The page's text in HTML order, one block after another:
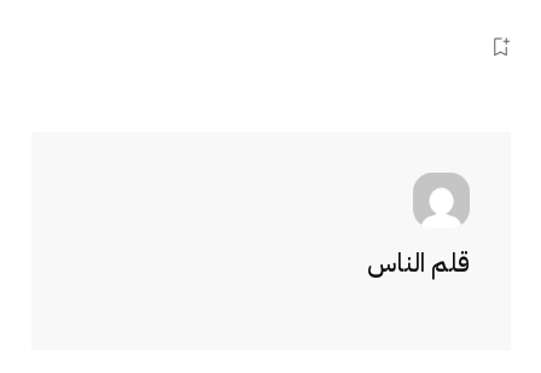
قلم الناس